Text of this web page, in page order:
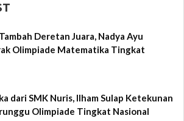
Deretan Juara, Nadya Ayu
Olimpiade Matematika Tingkat
dari SMK Nuris, Ilham Sulap Ketekunan
Olimpiade Tingkat Nasional